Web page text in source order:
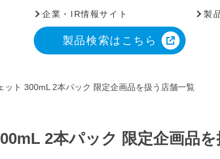
企業・IR情報サイト 製
製品検索はこちら
ット 300mL 2本パック 限定企画品を扱う店舗一覧
2本パック 限定企画品